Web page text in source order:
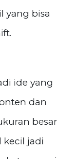
yang bisa
ide yang
dan
besar
jadi